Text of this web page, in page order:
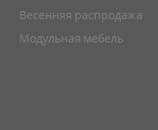
Весенняя распродажа
Модульная мебель